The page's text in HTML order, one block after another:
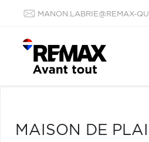
MANON.LABRIE@REMAX-
MAISON DE